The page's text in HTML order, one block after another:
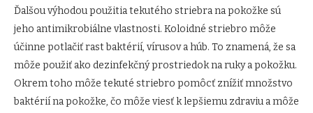
Ďalšou výhodou použitia tekutého striebra na pokožke sú
jeho antimikrobiálne vlastnosti. Koloidné striebro môže
účinne potlačiť rast baktérií, vírusov a húb. To znamená, že sa
môže použiť ako dezinfekčný prostriedok na ruky a pokožku.
Okrem toho môže tekuté striebro pomôcť znížiť množstvo
baktérií na pokožke, čo môže viesť k lepšiemu zdraviu a môže